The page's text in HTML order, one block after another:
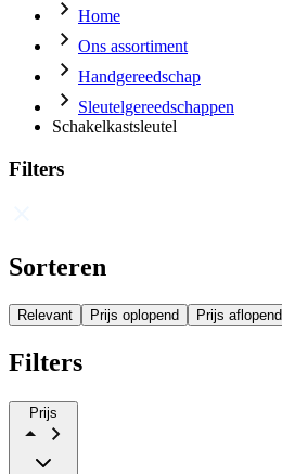
Home
Ons assortiment
Handgereedschap
Sleutelgereedschappen
Schakelkastsleutel
Filters
Sorteren
Relevant Prijs oplopend Prijs aflopend
Filters
Prijs